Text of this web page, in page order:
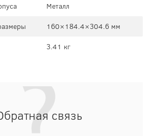
Металл
160×184.4×304.6 мм
3.41 кг
связь